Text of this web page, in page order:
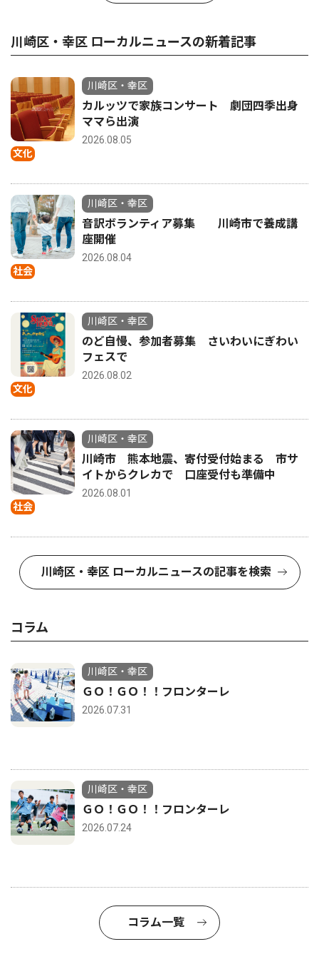
川崎区・幸区 ローカルニュースの新着記事
文化
川崎区・幸区
カルッツで家族コンサート 劇団四季出身
ママら出演
2026.08.05
社会
川崎区・幸区
音訳ボランティア募集 川崎市で養成講
座開催
2026.08.04
文化
川崎区・幸区
のど自慢、参加者募集 さいわいにぎわい
フェスで
2026.08.02
社会
川崎区・幸区
川崎市 熊本地震、寄付受付始まる 市サ
イトからクレカで 口座受付も準備中
2026.08.01
川崎区・幸区 ローカルニュースの記事を検索
コラム
川崎区・幸区
ＧＯ！ＧＯ！！フロンターレ
2026.07.31
川崎区・幸区
ＧＯ！ＧＯ！！フロンターレ
2026.07.24
コラム一覧